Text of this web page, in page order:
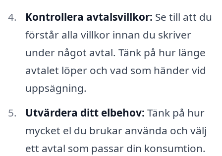
Kontrollera avtalsvillkor: Se till att du
förstår alla villkor innan du skriver
under något avtal. Tänk på hur länge
avtalet löper och vad som händer vid
uppsägning.
Utvärdera ditt elbehov: Tänk på hur
mycket el du brukar använda och välj
ett avtal som passar din konsumtion.